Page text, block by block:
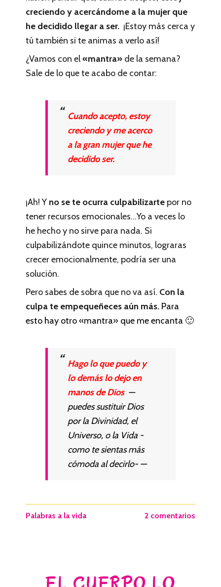
creciendo y acercándome a la mujer que
he decidido llegar a ser. ¡Estoy más cerca y
tú también si te animas a verlo así!
¿Vamos con el«mantra» de la semana?
Sale de lo que te acabo de contar:
Cuando acepto, estoy
creciendo y me acerco
a la gran mujer que he
decidido ser.
¡Ah! Y no se te ocurra culpabilizarte por no
tener recursos emocionales…Yo a veces lo
he hecho y no sirve para nada. Si
culpabilizándote quince minutos, lograras
crecer emocionalmente, podría ser una
solución.
Pero sabes de sobra que no va así. Con la
culpa te empequeñeces aún más. Para
esto hay otro «mantra» que me encanta 🙂
Hago lo que puedo y
lo demás lo dejo en
manos de Dios —
puedes sustituir Dios
por la Divinidad, el
Universo, o la Vida -
como te sientas más
cómoda al decirlo- —
Palabras a la vida 2 comentarios